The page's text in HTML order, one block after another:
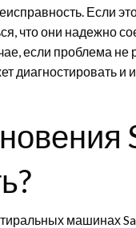
Если
что они надежно
если проблема
диагностировать и
машинах